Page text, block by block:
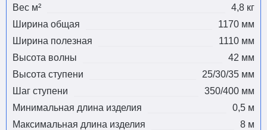
Вес м²
4,8 кг
Ширина общая
1170 мм
Ширина полезная
1110 мм
Высота волны
42 мм
Высота ступени
25/30/35 мм
Шаг ступени
350/400 мм
Минимальная длина изделия
0,5 м
Максимальная длина изделия
8 м